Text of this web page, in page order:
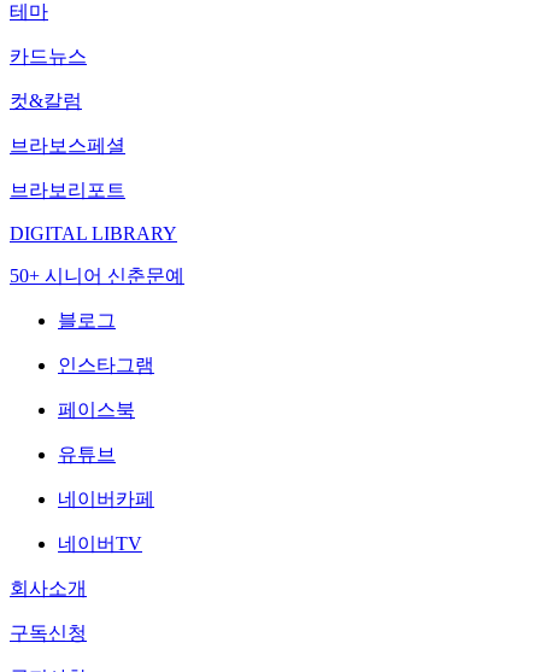
테마
카드뉴스
컷&칼럼
브라보스페셜
브라보리포트
DIGITAL LIBRARY
50+ 시니어 신춘문예
블로그
인스타그램
페이스북
유튜브
네이버카페
네이버TV
회사소개
구독신청